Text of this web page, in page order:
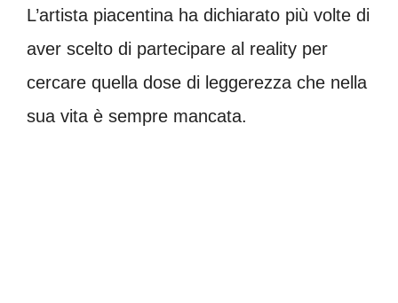
L’artista piacentina ha dichiarato più volte di
aver scelto di partecipare al reality per
cercare quella dose di leggerezza che nella
sua vita è sempre mancata.